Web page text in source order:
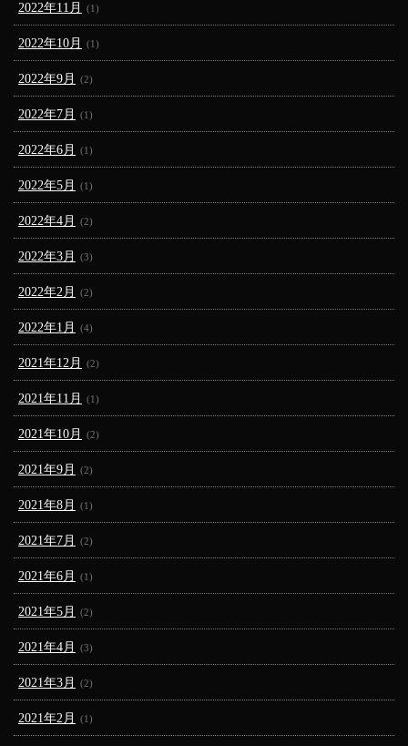
2022年11月 (1)
2022年10月 (1)
2022年9月 (2)
2022年7月 (1)
2022年6月 (1)
2022年5月 (1)
2022年4月 (2)
2022年3月 (3)
2022年2月 (2)
2022年1月 (4)
2021年12月 (2)
2021年11月 (1)
2021年10月 (2)
2021年9月 (2)
2021年8月 (1)
2021年7月 (2)
2021年6月 (1)
2021年5月 (2)
2021年4月 (3)
2021年3月 (2)
2021年2月 (1)